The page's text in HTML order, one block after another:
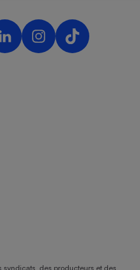
syndicats, des producteurs et des